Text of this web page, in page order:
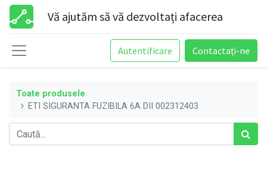
Vă ajutăm să vă dezvoltați afacerea
Autentificare Contactați-ne
Toate produsele
ETI SIGURANTA FUZIBILA 6A DII 002312403